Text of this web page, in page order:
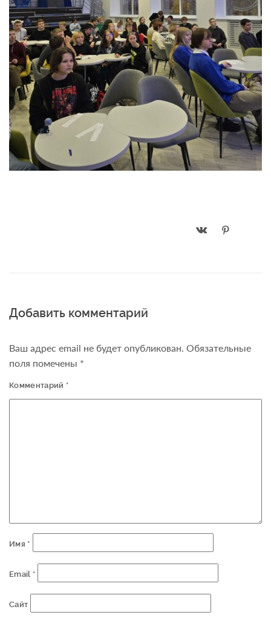
Добавить комментарий
Ваш адрес email не будет опубликован. Обязательные
поля помечены *
Комментарий *
Имя *
Email *
Сайт